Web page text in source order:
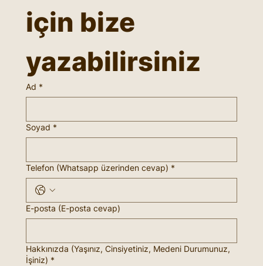
için bize
yazabilirsiniz
Ad *
Soyad *
Telefon (Whatsapp üzerinden cevap) *
E-posta (E-posta cevap)
Hakkınızda (Yaşınız, Cinsiyetiniz, Medeni Durumunuz,
İşiniz) *